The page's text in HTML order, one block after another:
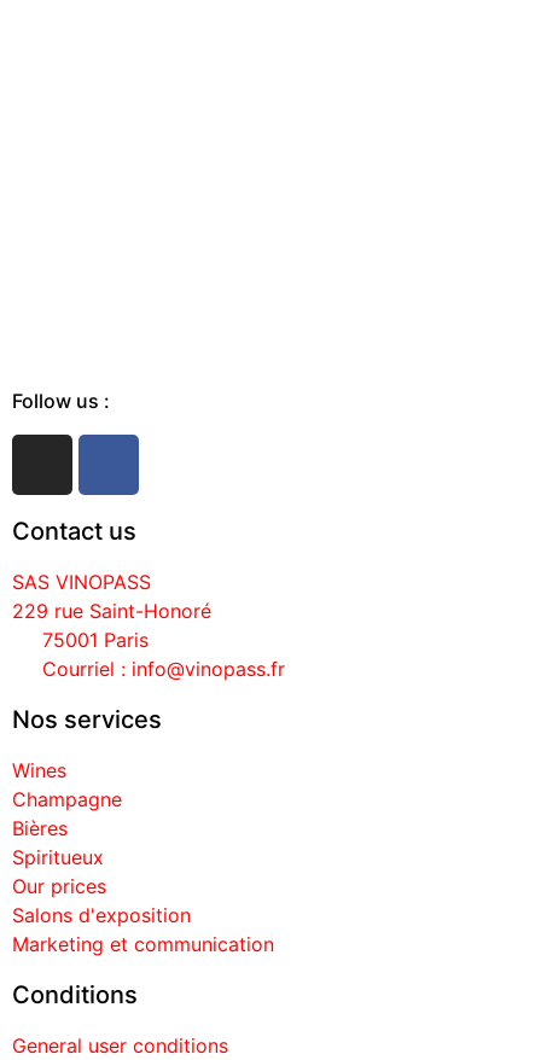
Follow us :
Contact us
SAS VINOPASS
229 rue Saint-Honoré
75001 Paris
Courriel : info@vinopass.fr
Nos services
Wines
Champagne
Bières
Spiritueux
Our prices
Salons d'exposition
Marketing et communication
Conditions
General user conditions